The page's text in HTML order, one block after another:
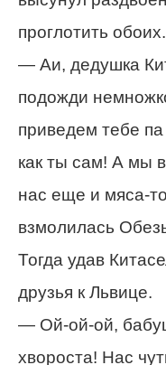
проглотить обоих.
— Аи, дедушка
подожди
приведем тебе
как ты сам! А мы
нас еще и мяса-
взмолилась
Тогда удав
друзья к Львице.
— Ой-ой-ой,
хвороста! Нас